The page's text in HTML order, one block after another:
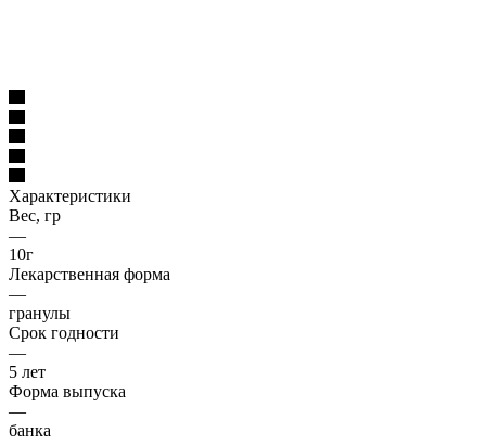
Характеристики
Вес, гр
—
10г
Лекарственная форма
—
гранулы
Срок годности
—
5 лет
Форма выпуска
—
банка